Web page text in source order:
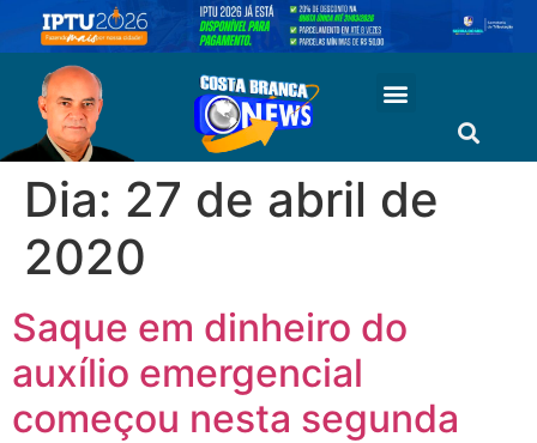
Dia: 27 de abril de
2020
Saque em dinheiro do
auxílio emergencial
começou nesta segunda